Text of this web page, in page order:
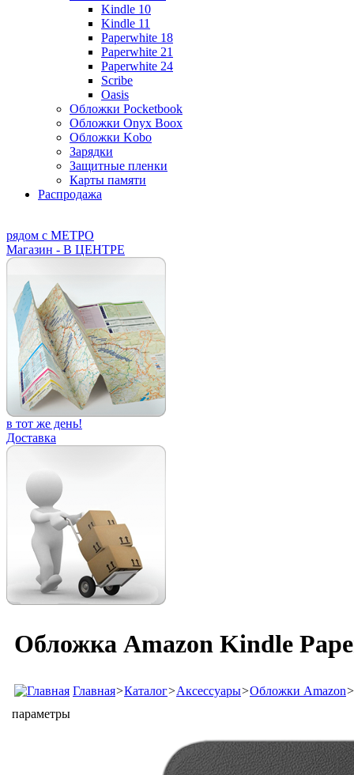
Kindle 10
Kindle 11
Paperwhite 18
Paperwhite 21
Paperwhite 24
Scribe
Oasis
Обложки Pocketbook
Обложки Onyx Boox
Обложки Kobo
Зарядки
Защитные пленки
Карты памяти
Распродажа
рядом с МЕТРО
Магазин - В ЦЕНТРЕ
в тот же день!
Доставка
Обложка Amazon Kindle
Главная>Каталог>Аксессуары>Обложки Amazon>
параметры